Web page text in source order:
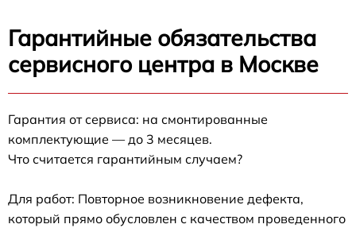
Гарантийные обязательства
сервисного центра в Москве
Гарантия от сервиса: на смонтированные
комплектующие — до 3 месяцев.
Что считается гарантийным случаем?
Для работ: Повторное возникновение дефекта,
который прямо обусловлен с качеством проведенного